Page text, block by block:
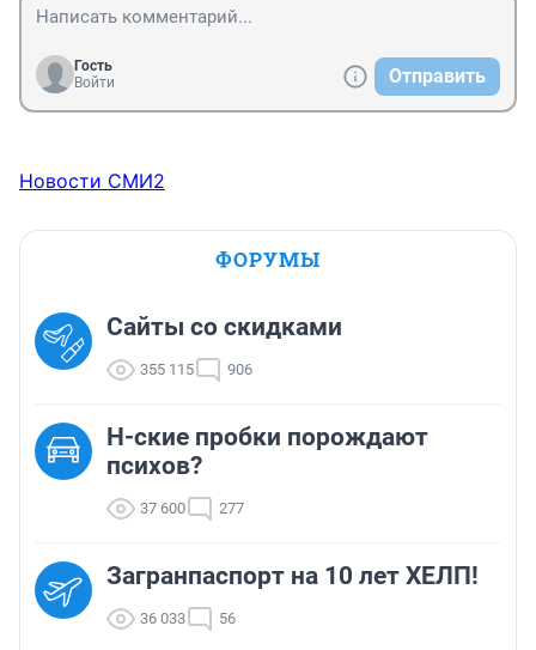
Гость
Войти
Отправить
Новости СМИ2
ФОРУМЫ
Сайты со скидками
355 115 906
Н-ские пробки порождают
психов?
37 600 277
Загранпаспорт на 10 лет ХЕЛП!
36 033 56